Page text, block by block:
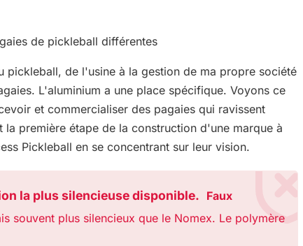
pickleball, de l'usine à la gestion de ma propre société
L'aluminium a une place spécifique. Voyons ce
et commercialiser des pagaies qui ravissent
première étape de la construction d'une marque à
Pickleball en se concentrant sur leur vision.
la plus silencieuse disponible. Faux
souvent plus silencieux que le Nomex. Le polymère